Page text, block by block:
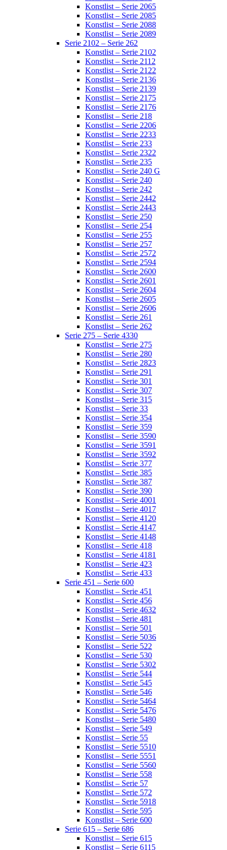
Konstlist – Serie 2065
Konstlist – Serie 2085
Konstlist – Serie 2088
Konstlist – Serie 2089
Serie 2102 – Serie 262
Konstlist – Serie 2102
Konstlist – Serie 2112
Konstlist – Serie 2122
Konstlist – Serie 2136
Konstlist – Serie 2139
Konstlist – Serie 2175
Konstlist – Serie 2176
Konstlist – Serie 218
Konstlist – Serie 2206
Konstlist – Serie 2233
Konstlist – Serie 233
Konstlist – Serie 2322
Konstlist – Serie 235
Konstlist – Serie 240 G
Konstlist – Serie 240
Konstlist – Serie 242
Konstlist – Serie 2442
Konstlist – Serie 2443
Konstlist – Serie 250
Konstlist – Serie 254
Konstlist – Serie 255
Konstlist – Serie 257
Konstlist – Serie 2572
Konstlist – Serie 2594
Konstlist – Serie 2600
Konstlist – Serie 2601
Konstlist – Serie 2604
Konstlist – Serie 2605
Konstlist – Serie 2606
Konstlist – Serie 261
Konstlist – Serie 262
Serie 275 – Serie 4330
Konstlist – Serie 275
Konstlist – Serie 280
Konstlist – Serie 2823
Konstlist – Serie 291
Konstlist – Serie 301
Konstlist – Serie 307
Konstlist – Serie 315
Konstlist – Serie 33
Konstlist – Serie 354
Konstlist – Serie 359
Konstlist – Serie 3590
Konstlist – Serie 3591
Konstlist – Serie 3592
Konstlist – Serie 377
Konstlist – Serie 385
Konstlist – Serie 387
Konstlist – Serie 390
Konstlist – Serie 4001
Konstlist – Serie 4017
Konstlist – Serie 4120
Konstlist – Serie 4147
Konstlist – Serie 4148
Konstlist – Serie 418
Konstlist – Serie 4181
Konstlist – Serie 423
Konstlist – Serie 433
Serie 451 – Serie 600
Konstlist – Serie 451
Konstlist – Serie 456
Konstlist – Serie 4632
Konstlist – Serie 481
Konstlist – Serie 501
Konstlist – Serie 5036
Konstlist – Serie 522
Konstlist – Serie 530
Konstlist – Serie 5302
Konstlist – Serie 544
Konstlist – Serie 545
Konstlist – Serie 546
Konstlist – Serie 5464
Konstlist – Serie 5476
Konstlist – Serie 5480
Konstlist – Serie 549
Konstlist – Serie 55
Konstlist – Serie 5510
Konstlist – Serie 5551
Konstlist – Serie 5560
Konstlist – Serie 558
Konstlist – Serie 57
Konstlist – Serie 572
Konstlist – Serie 5918
Konstlist – Serie 595
Konstlist – Serie 600
Serie 615 – Serie 686
Konstlist – Serie 615
Konstlist – Serie 6115